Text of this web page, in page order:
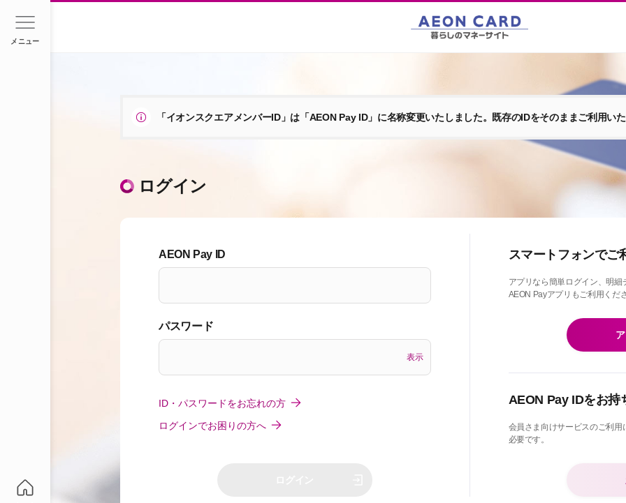
「イオンスクエアメンバーID」は「AEON Pay ID」に名称変更いたしました。既存のIDをそのままご利用い
ログイン
AEON Pay ID
パスワード
表示
ID・パスワードをお忘れの方
ログインでお困りの方へ
スマートフォンでご
アプリなら簡単ログイン、明細
AEON Payアプリもご利用くだ
AEON Pay IDをお持
会員さま向けサービスのご利用
必要です。
メニュー